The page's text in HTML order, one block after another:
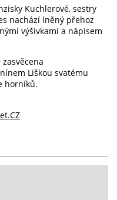
Kuchlerové, sestry
nachází lněný přehoz
výšivkami a nápisem
Liškou svatému
horníků.